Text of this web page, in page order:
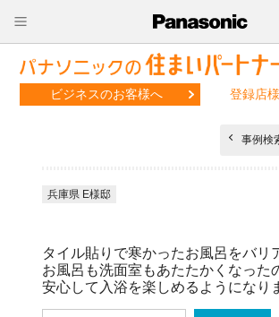
ビジネスのお客様へ 登録店
事例検
兵庫県 E様邸
タイル貼りで寒かったお風呂をバリ
お風呂も洗面室もあたたかくなった
安心して入浴を楽しめるようになり